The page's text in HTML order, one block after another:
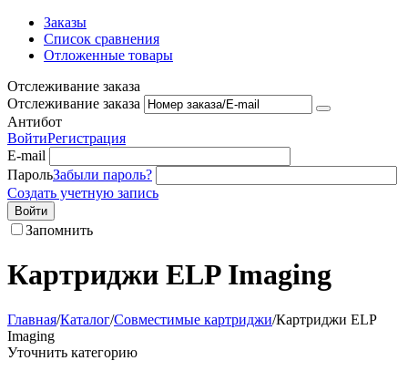
Заказы
Список сравнения
Отложенные товары
Отслеживание заказа
Отслеживание заказа
Антибот
ВойтиРегистрация
E-mail
ПарольЗабыли пароль?
Создать учетную запись
Войти
Запомнить
Картриджи ELP Imaging
Главная/Каталог/Совместимые картриджи/Картриджи ELP
Imaging
Уточнить категорию